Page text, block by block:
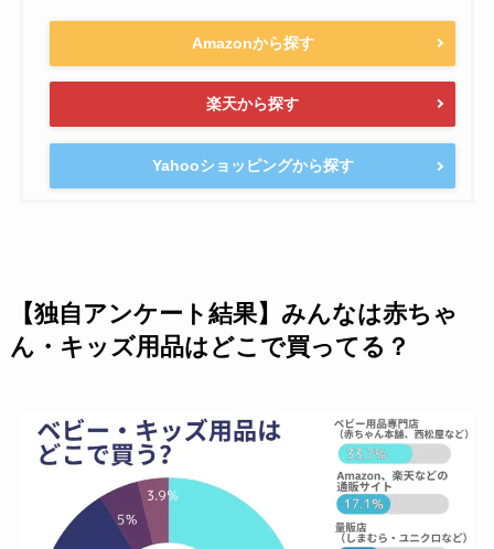
Amazonから探す
楽天から探す
Yahooショッピングから探す
【独自アンケート結果】みんなは赤ちゃ
ん・キッズ用品はどこで買ってる？